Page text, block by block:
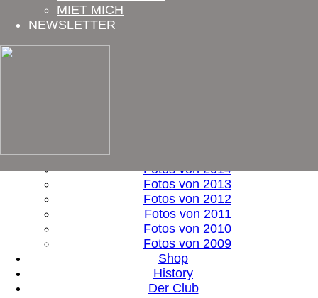
MIET MICH
NEWSLETTER
Fotos von 2025
Fotos von 2014
Fotos von 2013
Fotos von 2012
Fotos von 2011
Fotos von 2010
Fotos von 2009
Shop
History
Der Club